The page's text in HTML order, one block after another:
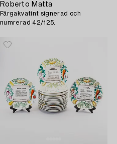
Roberto Matta
Färgakvatint signerad och
numrerad 42/125.